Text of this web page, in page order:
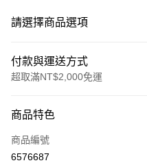
請選擇商品選項
付款與運送方式
超取滿NT$2,000免運
信用卡一次付款
超商取貨付款
商品特色
商品編號
6576687